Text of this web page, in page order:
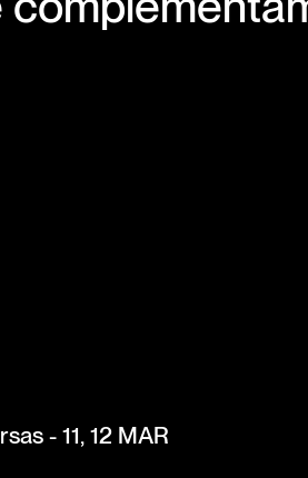
- 11, 12 MAR